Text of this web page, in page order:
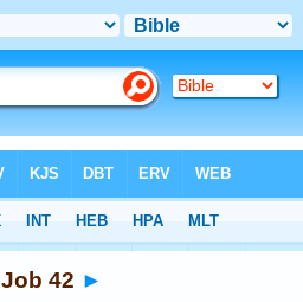
Job 42 ►